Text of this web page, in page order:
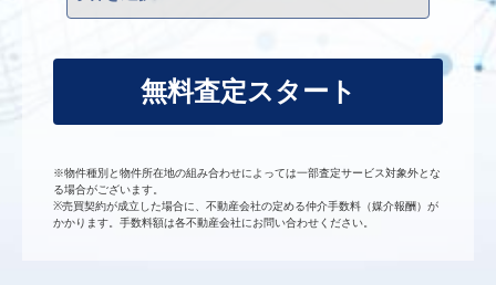
無料査定スタート
※物件種別と物件所在地の組み合わせによっては一部査定サービス対象外とな
る場合がございます。
※売買契約が成立した場合に、不動産会社の定める仲介手数料（媒介報酬）が
かかります。手数料額は各不動産会社にお問い合わせください。